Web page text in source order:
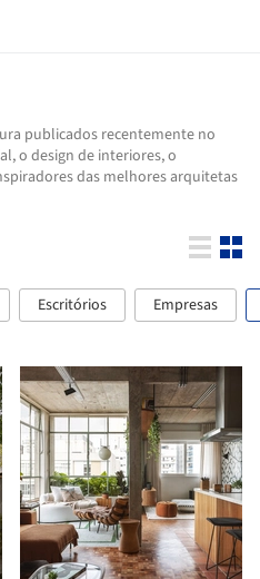
publicados recentemente no
o design de interiores, o
das melhores arquitetas
Escritórios Empresas